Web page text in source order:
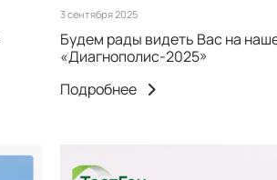
3 сентября 2025
Будем рады видеть Вас на
«Диагнополис-2025»
Подробнее